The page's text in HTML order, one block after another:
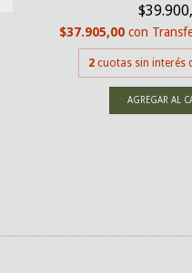
$37.905,00 con
2 cuotas sin interés